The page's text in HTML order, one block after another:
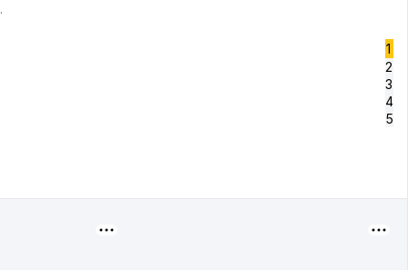
1
2
3
4
5